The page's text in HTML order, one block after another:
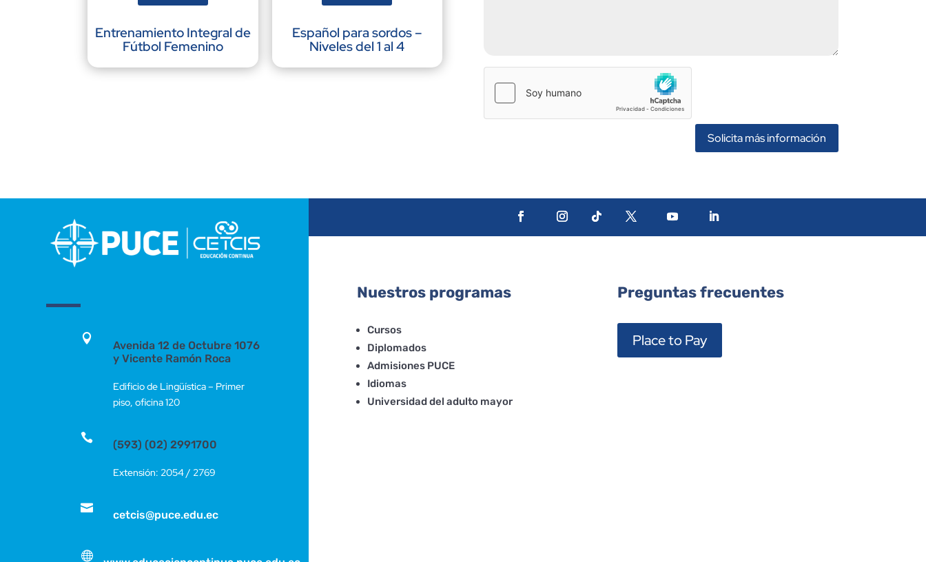
Entrenamiento Integral de
Fútbol Femenino
Español para sordos –
Niveles del 1 al 4
Solicita más información

Avenida 12 de Octubre 1076
y Vicente Ramón Roca
Edificio de Lingüística – Primer
piso, oficina 120

(593) (02) 2991700
Extensión: 2054 / 2769

cetcis@puce.edu.ec

Nuestros programas
Cursos
Diplomados
Admisiones PUCE
Idiomas
Universidad del adulto mayor
Preguntas frecuentes
Place to Pay